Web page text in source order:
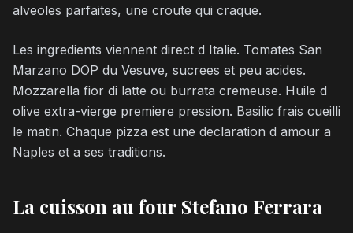
alveoles parfaites, une croute qui craque.
Les ingredients viennent direct d Italie. Tomates San
Marzano DOP du Vesuve, sucrees et peu acides.
Mozzarella fior di latte ou burrata cremeuse. Huile d
olive extra-vierge premiere pression. Basilic frais cueilli
le matin. Chaque pizza est une declaration d amour a
Naples et a ses traditions.
La cuisson au four Stefano Ferrara